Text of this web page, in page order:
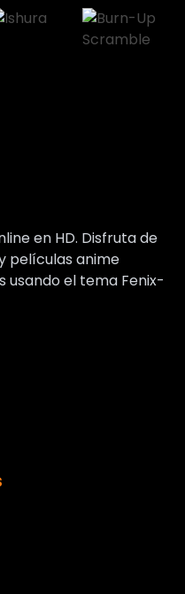
en HD. Disfruta de
películas anime
usando el tema Fenix-